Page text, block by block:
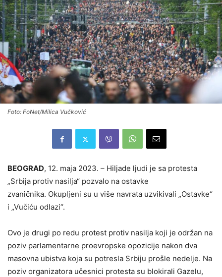
Foto: FoNet/Milica Vučković
BEOGRAD, 12. maja 2023. – Hiljade ljudi je sa protesta
„Srbija protiv nasilja“ pozvalo na ostavke
zvaničnika. Okupljeni su u više navrata uzvikivali „Ostavke“
i „Vučiću odlazi“.
Ovo je drugi po redu protest protiv nasilja koji je održan na
poziv parlamentarne proevropske opozicije nakon dva
masovna ubistva koja su potresla Srbiju prošle nedelje. Na
poziv organizatora učesnici protesta su blokirali Gazelu,